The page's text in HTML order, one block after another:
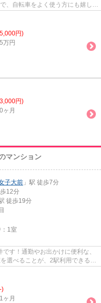
、自転車をよく使う方にも嬉しい
円)
万円
円)
ヶ月
マンション
子大前 」駅 徒歩7分
12分
徒歩19分
1室
す！通勤やお出かけに便利な、
選べることが、2駅利用できるこ
)
ヶ月